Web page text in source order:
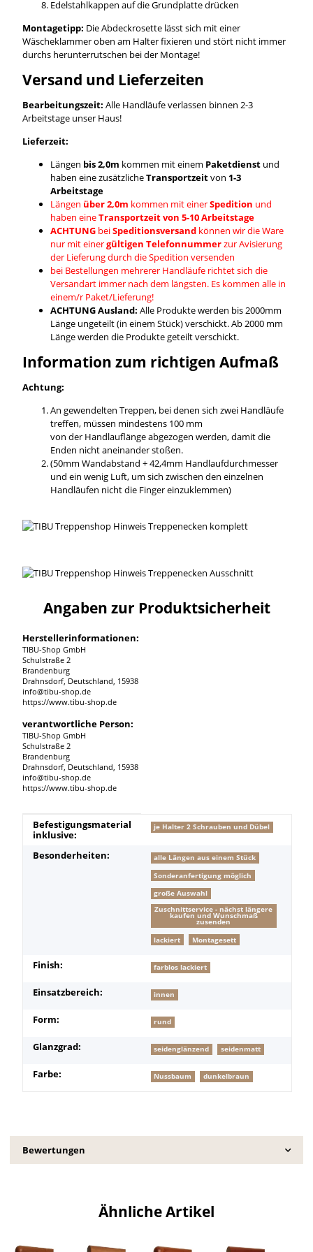
Edelstahlkappen auf die Grundplatte drücken
Montagetipp: Die Abdeckrosette lässt sich mit einer
Wäscheklammer oben am Halter fixieren und stört nicht immer
durchs herunterrutschen bei der Montage!
Versand und Lieferzeiten
Bearbeitungszeit: Alle Handläufe verlassen binnen 2-3
Arbeitstage unser Haus!
Lieferzeit:
Längen bis 2,0m kommen mit einem Paketdienstund
haben eine zusätzlicheTransportzeitvon 1-3
Arbeitstage
Längen über 2,0m kommen mit einerSpedition und
haben eineTransportzeit von 5-10 Arbeitstage
ACHTUNGbeiSpeditionsversandkönnen wir die Ware
nur mit einergültigen Telefonnummerzur Avisierung
der Lieferung durch die Spedition versenden
bei Bestellungen mehrerer Handläufe richtet sich die
Versandart immer nach dem längsten. Es kommen alle in
einem/r Paket/Lieferung!
ACHTUNG Ausland: Alle Produkte werden bis 2000mm
Länge ungeteilt (in einem Stück) verschickt. Ab 2000 mm
Länge werden die Produkte geteilt verschickt.
Information zum richtigen Aufmaß
Achtung:
An gewendelten Treppen, bei denen sich zwei Handläufe
treffen, müssen mindestens 100 mm
von der Handlauflänge abgezogen werden, damit die
Enden nicht aneinander stoßen.
(50mm Wandabstand + 42,4mm Handlaufdurchmesser
und ein wenig Luft, um sich zwischen den einzelnen
Handläufen nicht die Finger einzuklemmen)
Angaben zur Produktsicherheit
Herstellerinformationen:
TIBU-Shop GmbH
Schulstraße 2
Brandenburg
Drahnsdorf, Deutschland, 15938
info@tibu-shop.de
https://www.tibu-shop.de
verantwortliche Person:
TIBU-Shop GmbH
Schulstraße 2
Brandenburg
Drahnsdorf, Deutschland, 15938
info@tibu-shop.de
https://www.tibu-shop.de
Produkteigenschaft
Wert
Befestigungsmaterial
inklusive:
je Halter 2 Schrauben und Dübel
Besonderheiten:
alle Längen aus einem Stück
Sonderanfertigung möglich
große Auswahl
Zuschnittservice - nächst längere
kaufen und Wunschmaß
zusenden
lackiert
Montagesett
Finish: farblos lackiert
Einsatzbereich: innen
Form: rund
Glanzgrad: seidenglänzend seidenmatt
Farbe: Nussbaum dunkelbraun
Bewertungen
Ähnliche Artikel